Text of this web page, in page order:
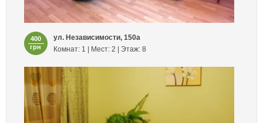
400
грн
ул. Независимости, 150а
Комнат: 1 | Мест: 2 | Этаж: 8